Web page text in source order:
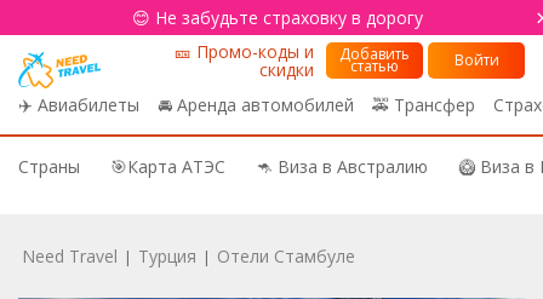
😊 Не забудьте страховку в дорогу
✈️ Авиабилеты 🚘 Аренда автомобилей 🚕 Трансфер
🎫 Промо-коды и
скидки
Добавить
статью Войти
Страны 🎯Карта АТЭС 🦘 Виза в Австралию 🥝 Виза
Need Travel | Турция | Отели Стамбуле